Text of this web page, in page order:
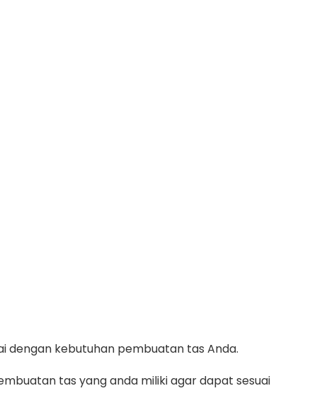
dengan kebutuhan pembuatan tas Anda.
tas yang anda miliki agar dapat sesuai